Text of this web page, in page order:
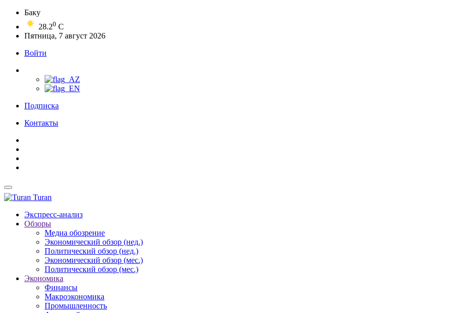
Баку
28.20 C
Пятница, 7 август 2026
Войти
Подписка
Контакты
Turan
Экспресс-анализ
Обзоры
Медиа обозрение
Экономический обзор (нед.)
Политический обзор (нед.)
Экономический обзор (мес.)
Политический обзор (мес.)
Экономика
Финансы
Макроэкономика
Промышленность